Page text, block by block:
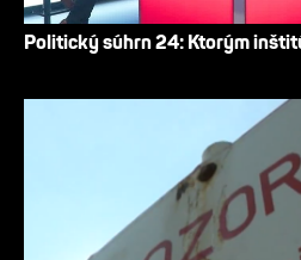
Politický súhrn 24: Ktorým